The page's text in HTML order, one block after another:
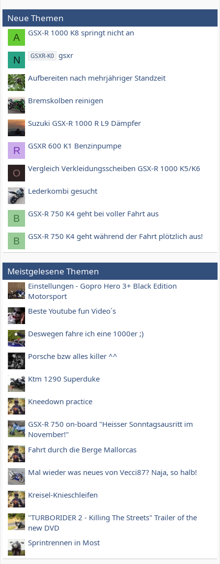
Neue Themen
A GSX-R 1000 K8 springt nicht an
N GSXR-K0 gsxr
Aufbereiten nach mehrjähriger Standzeit
Bremskolben reinigen
Suzuki GSX-R 1000 R L9 Dämpfer
R GSXR 600 K1 Benzinpumpe
O Vergleich Verkleidungsscheiben GSX-R 1000 K5/K6
Lederkombi gesucht
B GSX-R 750 K4 geht bei voller Fahrt aus
B GSX-R 750 K4 geht während der Fahrt plötzlich aus!
Meistgelesene Themen
Einstellungen - Gopro Hero 3+ Black Edition
Motorsport
Beste Youtube fun Video´s
Deswegen fahre ich eine 1000er ;)
Porsche bzw alles killer ^^
Ktm 1290 Superduke
Kneedown practice
GSX-R 750 on-board "Heisser Sonntagsausritt im
November!"
Fahrt durch die Berge Mallorcas
Mal wieder was neues von Vecci87? Naja, so halb!
Kreisel-Knieschleifen
"TURBORIDER 2 - Killing The Streets" Trailer of the
new DVD
Sprintrennen in Most